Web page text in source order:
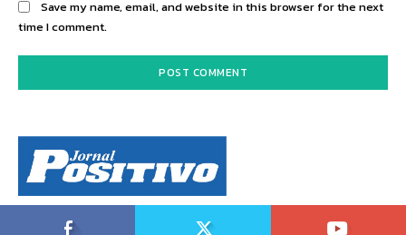
Save my name, email, and website in this browser for the next
time I comment.